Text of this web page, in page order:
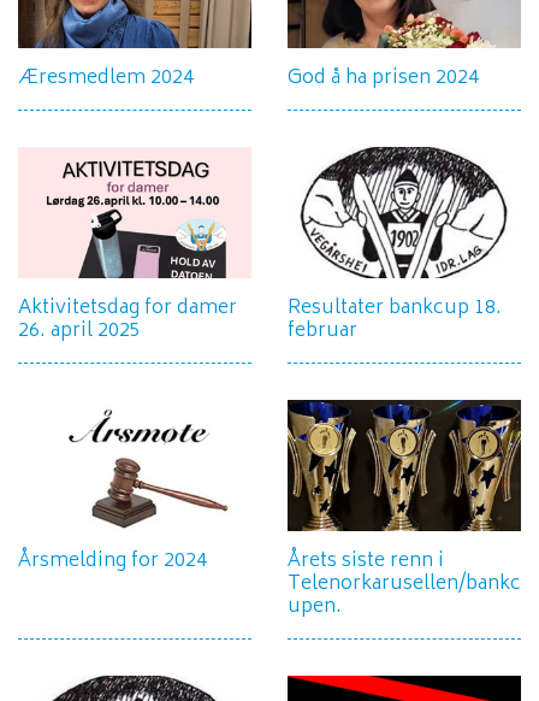
Æresmedlem 2024 God å ha prisen 2024
Aktivitetsdag for damer
26. april 2025
Resultater bankcup 18.
februar
Årsmelding for 2024 Årets siste renn i
Telenorkarusellen/bankc
upen.